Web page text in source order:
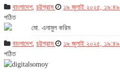
বাংলাদেশ, চট্টগ্রাম ১৯ জুলাই ২০২৫, ১৯:৪৯
পঠিত
মো. এনামুল করিম
বাংলাদেশ, চট্টগ্রাম ১৯ জুলাই ২০২৫, ১৯:৪৯
পঠিত